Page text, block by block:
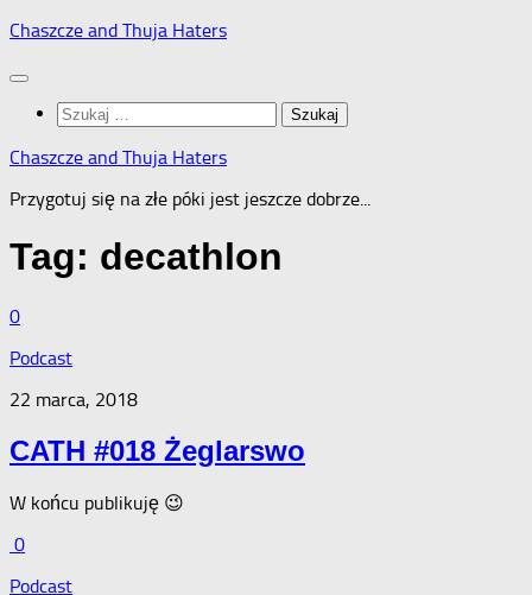
Skip
content
Chaszcze and Thuja Haters
Szukaj:
Chaszcze and Thuja Haters
Przygotuj się na złe póki jest jeszcze dobrze...
Tag: decathlon
0
Podcast
22 marca, 2018
CATH #018 Żeglarswo
W końcu publikuję 😉
0
Podcast